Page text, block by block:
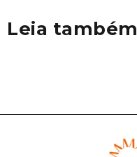
Leia também